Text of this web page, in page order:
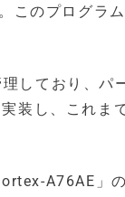
このプログラ
しており、パ
装し、これま
A76AE」